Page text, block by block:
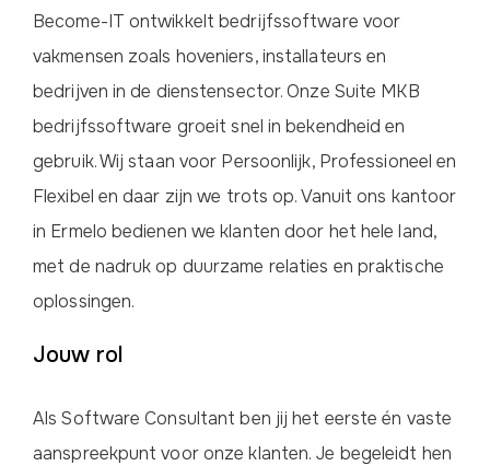
Become-IT ontwikkelt bedrijfssoftware voor
vakmensen zoals hoveniers, installateurs en
bedrijven in de dienstensector. Onze Suite MKB
bedrijfssoftware groeit snel in bekendheid en
gebruik. Wij staan voor Persoonlijk, Professioneel en
Flexibel en daar zijn we trots op. Vanuit ons kantoor
in Ermelo bedienen we klanten door het hele land,
met de nadruk op duurzame relaties en praktische
oplossingen.
Jouw rol
Als Software Consultant ben jij het eerste én vaste
aanspreekpunt voor onze klanten. Je begeleidt hen